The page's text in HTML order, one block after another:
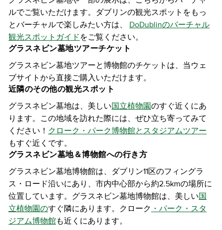
ルでご覧いただけます。ダブリンの観光スポットをもっ
とバーチャルで楽しみたい方は、
DoDublinのバーチャル
観光スポットガイド をご覧ください。
グラスネビン墓地ツアーチケット
グラスネビン墓地ツアーと博物館のチケットは、当ウェ
ブサイトから直接ご購入いただけます。
近隣のその他の観光スポット
グラスネビン墓地は、美しい 国立植物園のすぐ近くにあ
ります。この地域を訪れた際には、ぜひ立ち寄ってみて
ください！ クローク・パーク博物館とスタジアムツアー
もすぐ近くです。
グラスネビン墓地＆博物館への行き方
グラスネビン墓地博物館は、ダブリン11区のフィングラ
ス・ロード沿いにあり、市内中心部から約2.5kmの場所に
位置しています。グラスネビン墓地博物館は、美しい 国
立植物園のすぐ隣にあります。クローク ・パーク・スタ
ジアム博物館も近くにあります。